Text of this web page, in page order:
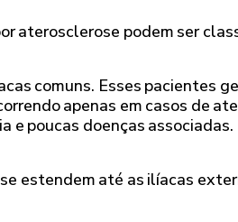
aterosclerose podem ser
comuns. Esses
apenas em casos de
e poucas doenças associadas.
estendem até as ilíacas